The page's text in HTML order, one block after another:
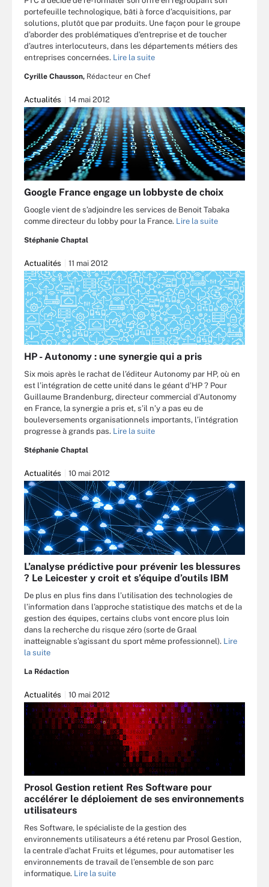
portefeuille technologique, bâti à force d’acquisitions, par
solutions, plutôt que par produits. Une façon pour le groupe
d’aborder des problématiques d’entreprise et de toucher
d’autres interlocuteurs, dans les départements métiers des
entreprises concernées. Lire la suite
Cyrille Chausson, Rédacteur en Chef
Actualités 14 mai 2012
Google France engage un lobbyste de choix
Google vient de s’adjoindre les services de Benoit Tabaka
comme directeur du lobby pour la France. Lire la suite
Stéphanie Chaptal
Actualités 11 mai 2012
HP - Autonomy : une synergie qui a pris
Six mois après le rachat de l’éditeur Autonomy par HP, où en
est l’intégration de cette unité dans le géant d’HP ? Pour
Guillaume Brandenburg, directeur commercial d’Autonomy
en France, la synergie a pris et, s’il n’y a pas eu de
bouleversements organisationnels importants, l’intégration
progresse à grands pas. Lire la suite
Stéphanie Chaptal
Actualités 10 mai 2012
L’analyse prédictive pour prévenir les blessures
? Le Leicester y croit et s’équipe d’outils IBM
De plus en plus fins dans l’utilisation des technologies de
l’information dans l’approche statistique des matchs et de la
gestion des équipes, certains clubs vont encore plus loin
dans la recherche du risque zéro (sorte de Graal
inatteignable s’agissant du sport même professionnel). Lire
la suite
La Rédaction
Actualités 10 mai 2012
Prosol Gestion retient Res Software pour
accélérer le déploiement de ses environnements
utilisateurs
Res Software, le spécialiste de la gestion des
environnements utilisateurs a été retenu par Prosol Gestion,
la centrale d’achat Fruits et légumes, pour automatiser les
environnements de travail de l’ensemble de son parc
informatique. Lire la suite